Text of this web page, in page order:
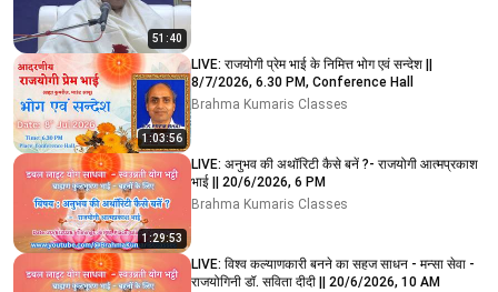
51:40
1:03:56
LIVE: राजयोगी प्रेम भाई के निमित्त भोग एवं सन्देश ||
8/7/2026, 6.30 PM, Conference Hall
Brahma Kumaris Classes
1:29:53
LIVE: अनुभव की अथॉरिटी कैसे बनें ?- राजयोगी आत्मप्रकाश
भाई || 20/6/2026, 6 PM
Brahma Kumaris Classes
LIVE: विश्व कल्याणकारी बनने का सहज साधन - मन्सा सेवा -
राजयोगिनी डॉ. सविता दीदी || 20/6/2026, 10 AM